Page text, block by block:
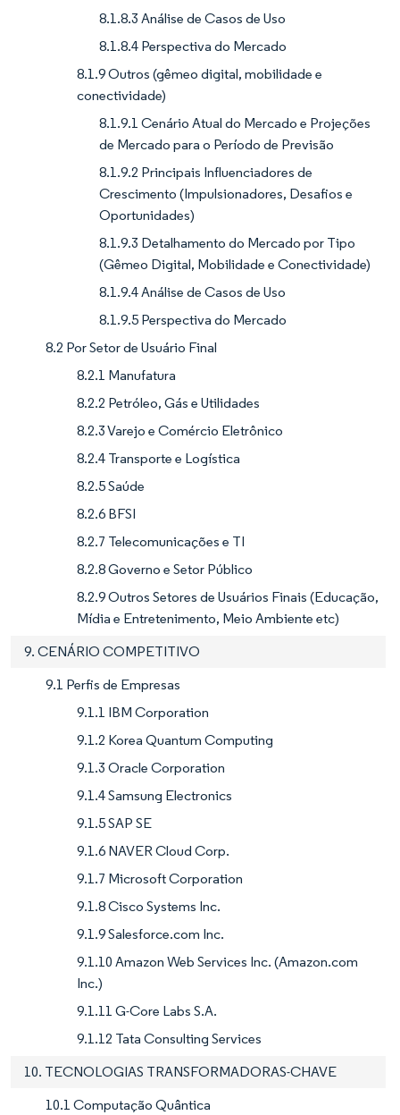
8.1.8.3 Análise de Casos de Uso
8.1.8.4 Perspectiva do Mercado
8.1.9 Outros (gêmeo digital, mobilidade e
conectividade)
8.1.9.1 Cenário Atual do Mercado e Projeções
de Mercado para o Período de Previsão
8.1.9.2 Principais Influenciadores de
Crescimento (Impulsionadores, Desafios e
Oportunidades)
8.1.9.3 Detalhamento do Mercado por Tipo
(Gêmeo Digital, Mobilidade e Conectividade)
8.1.9.4 Análise de Casos de Uso
8.1.9.5 Perspectiva do Mercado
8.2 Por Setor de Usuário Final
8.2.1 Manufatura
8.2.2 Petróleo, Gás e Utilidades
8.2.3 Varejo e Comércio Eletrônico
8.2.4 Transporte e Logística
8.2.5 Saúde
8.2.6 BFSI
8.2.7 Telecomunicações e TI
8.2.8 Governo e Setor Público
8.2.9 Outros Setores de Usuários Finais (Educação,
Mídia e Entretenimento, Meio Ambiente etc)
9. CENÁRIO COMPETITIVO
9.1 Perfis de Empresas
9.1.1 IBM Corporation
9.1.2 Korea Quantum Computing
9.1.3 Oracle Corporation
9.1.4 Samsung Electronics
9.1.5 SAP SE
9.1.6 NAVER Cloud Corp.
9.1.7 Microsoft Corporation
9.1.8 Cisco Systems Inc.
9.1.9 Salesforce.com Inc.
9.1.10 Amazon Web Services Inc. (Amazon.com
Inc.)
9.1.11 G-Core Labs S.A.
9.1.12 Tata Consulting Services
10. TECNOLOGIAS TRANSFORMADORAS-CHAVE
10.1 Computação Quântica